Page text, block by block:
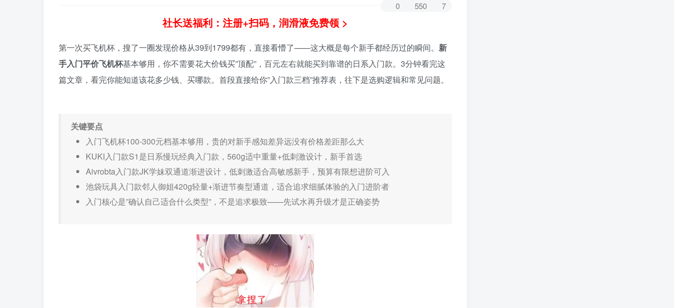
0 550 7
社长送福利：注册+扫码，润滑液免费领 >
第一次买飞机杯，搜了一圈发现价格从39到1799都有，直接看懵了——这大概是每个新手都经历过的瞬间。 新
手入门平价飞机杯基本够用，你不需要花大价钱买”顶配”，百元左右就能买到靠谱的日系入门款。3分钟看完这
篇文章，看完你能知道该花多少钱、买哪款。首段直接给你”入门款三档”推荐表，往下是选购逻辑和常见问题。
关键要点
入门飞机杯100-300元档基本够用，贵的对新手感知差异远没有价格差距那么大
KUKI入门款S1是日系慢玩经典入门款，560g适中重量+低刺激设计，新手首选
Aivrobta入门款JK学妹双通道渐进设计，低刺激适合高敏感新手，预算有限想进阶可入
池袋玩具入门款邻人御姐420g轻量+渐进节奏型通道，适合追求细腻体验的入门进阶者
入门核心是”确认自己适合什么类型”，不是追求极致——先试水再升级才是正确姿势